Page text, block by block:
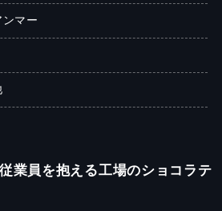
マー
業員を抱える工場のショコラテ